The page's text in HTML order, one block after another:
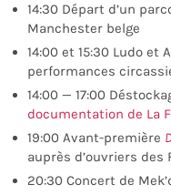
14:30 Départ d’un
Manchester belge
14:00 et 15:30 Ludo et
performances
14:00 — 17:00
documentation de La
19:00 Avant-première
auprès d’ouvriers des
20:30 Concert de